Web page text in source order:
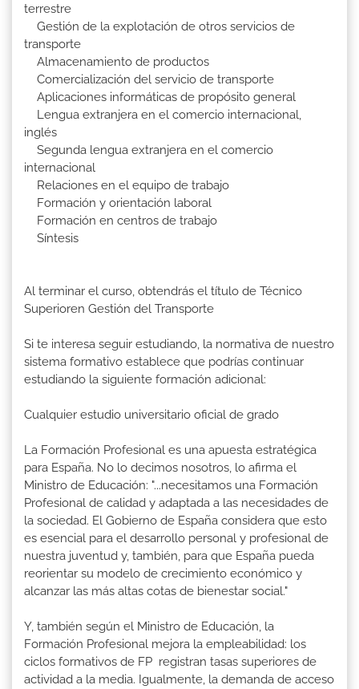
terrestre
Gestión de la explotación de otros servicios de
transporte
Almacenamiento de productos
Comercialización del servicio de transporte
Aplicaciones informáticas de propósito general
Lengua extranjera en el comercio internacional,
inglés
Segunda lengua extranjera en el comercio
internacional
Relaciones en el equipo de trabajo
Formación y orientación laboral
Formación en centros de trabajo
Síntesis
Al terminar el curso, obtendrás el título de Técnico
Superioren Gestión del Transporte
Si te interesa seguir estudiando, la normativa de nuestro
sistema formativo establece que podrías continuar
estudiando la siguiente formación adicional:
Cualquier estudio universitario oficial de grado
La Formación Profesional es una apuesta estratégica
para España. No lo decimos nosotros, lo afirma el
Ministro de Educación: "...necesitamos una Formación
Profesional de calidad y adaptada a las necesidades de
la sociedad. El Gobierno de España considera que esto
es esencial para el desarrollo personal y profesional de
nuestra juventud y, también, para que España pueda
reorientar su modelo de crecimiento económico y
alcanzar las más altas cotas de bienestar social."
Y, también según el Ministro de Educación, la
Formación Profesional mejora la empleabilidad: los
ciclos formativos de FP registran tasas superiores de
actividad a la media. Igualmente, la demanda de acceso